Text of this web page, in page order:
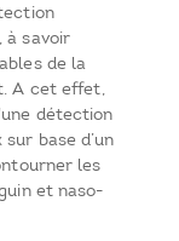
à savoir
de la
A cet effet,
détection
base d’un
les
et naso-